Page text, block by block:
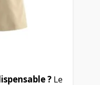
? Le